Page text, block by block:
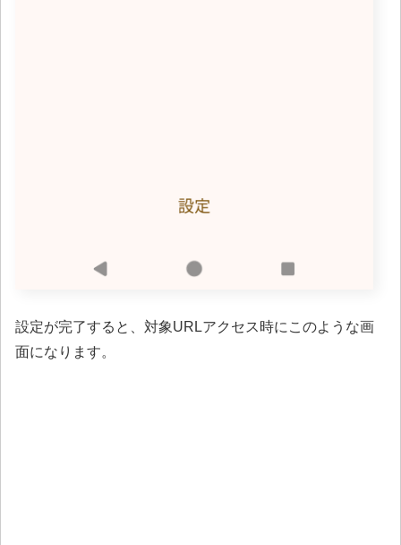
設定が完了すると、対象URLアクセス時にこのような画
面になります。